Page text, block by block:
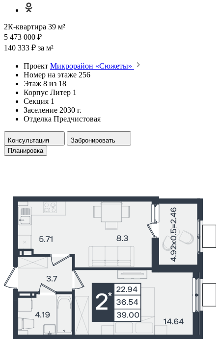
2К-квартира 39 м²
5 473 000 ₽
140 333 ₽ за м²
Проект Микрорайон «Сюжеты»
Номер на этаже 256
Этаж 8 из 18
Корпус Литер 1
Секция 1
Заселение 2030 г.
Отделка Предчистовая
Консультация
Забронировать
Планировка